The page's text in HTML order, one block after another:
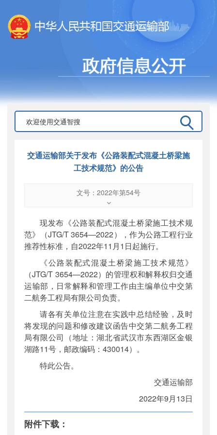
交通运输部关于发布《公路装配式混凝土桥梁施
工技术规范》的公告
文号：2022年第54号
2022年第54号
公开日期 ： 2022年09月30日
主题词 ：
混凝土桥梁施工;技术规范
主题分类：标准
公文类型：部公告通告
现发布《公路装配式混凝土桥梁施工技术规
范》（JTG/T 3654—2022），作为公路工程行业
推荐性标准，自2022年11月1日起施行。
《公路装配式混凝土桥梁施工技术规范》
（JTG/T 3654—2022）的管理权和解释权归交通
运输部，日常解释和管理工作由主编单位中交第
二航务工程局有限公司负责。
请各有关单位注意在实践中总结经验，及时
将发现的问题和修改建议函告中交第二航务工程
局有限公司（地址：湖北省武汉市东西湖区金银
湖路11号，邮政编码：430014）。
特此公告。
交通运输部
2022年9月13日
附件下载：